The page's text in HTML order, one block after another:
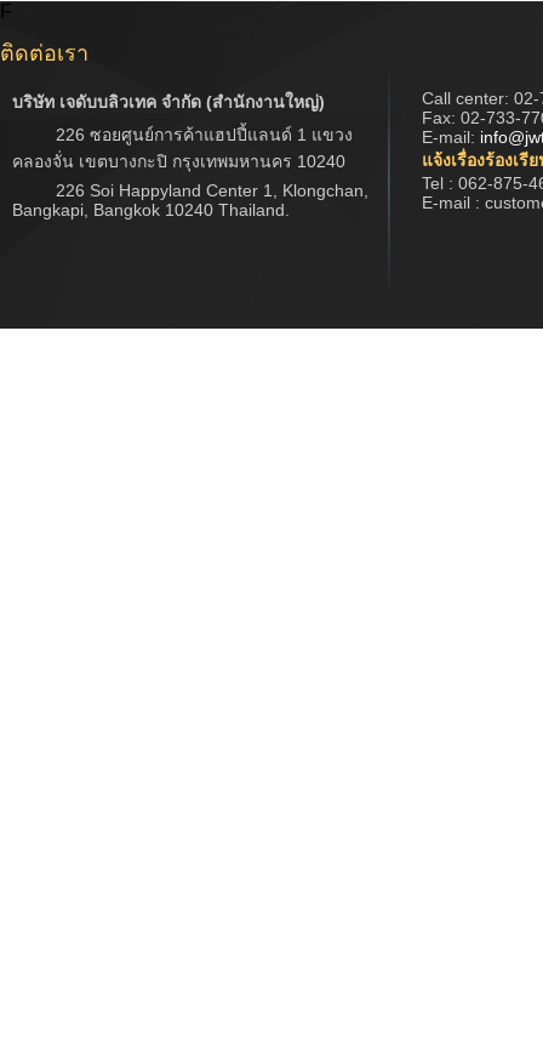
F
ติดต่อเรา
บริษัท เจดับบลิวเทค จำกัด (สำนักงานใหญ่)
226 ซอยศูนย์การค้าแฮปปี้แลนด์ 1 แขวง
คลองจั่น เขตบางกะปิ กรุงเทพมหานคร 10240
226 Soi Happyland Center 1, Klongchan,
Bangkapi, Bangkok 10240 Thailand.
Call center: 02-
Fax: 02-733-
E-mail:
แจ้งเรื่องร้องเรี
Tel : 062-875-
E-mail :